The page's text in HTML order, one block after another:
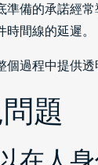
準備的承諾經
時間線的延遲。
個過程中提供
題